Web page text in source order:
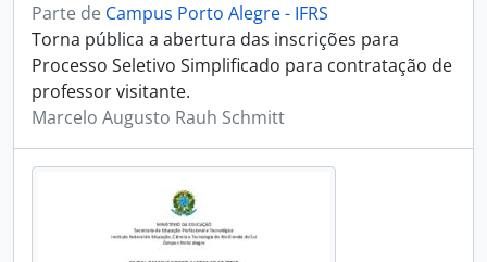
Parte de Campus Porto Alegre - IFRS
Torna pública a abertura das inscrições para
Processo Seletivo Simplificado para contratação de
professor visitante.
Marcelo Augusto Rauh Schmitt